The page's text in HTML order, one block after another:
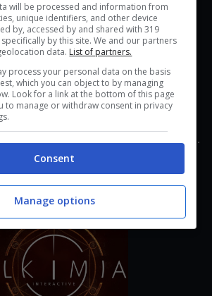
a sviluppare in proprio qualche
di THQ sono responsabili di
antiche e preziose possedute
di produzioni AA, port e remake.
presentazioni.
Alkimia Interactive
will be processed and information from
unique identifiers, and other device
by, accessed by and shared with 319
by this site. We and our partners
data. List of partners.
process your personal data on the basis
which you can object to by managing
Look for a link at the bottom of this page
to manage or withdraw consent in privacy
Consent
Manage options